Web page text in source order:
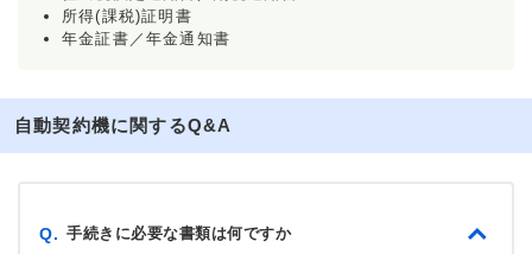
所得(課税)証明書
年金証書／年金通知書
自動契約機に関するQ&A
Q. 手続きに必要な書類は何ですか